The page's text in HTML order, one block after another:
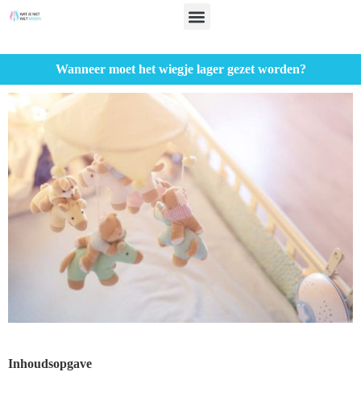
Wanneer moet het wiegje lager gezet worden?
Inhoudsopgave